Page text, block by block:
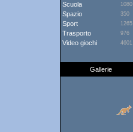
Scuola 1080
Spazio 350
Sport 1265
Trasporto 976
Video giochi 4601
Gallerie